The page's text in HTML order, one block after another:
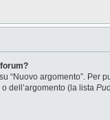
“Nuovo argomento”.
dell’argomento (la lista